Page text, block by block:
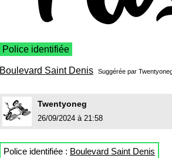
Police identifiée
Boulevard Saint Denis Suggérée par
Twentyoneg
26/09/2024 à 21:58
Police identifiée : Boulevard Saint Denis